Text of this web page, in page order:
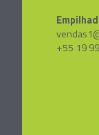
+55 19